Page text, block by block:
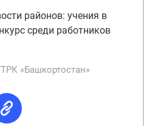
районов: учения в
среди работников
«Башкортостан»